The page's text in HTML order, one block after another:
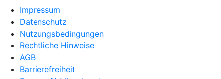
Impressum
Datenschutz
Nutzungsbedingungen
Rechtliche Hinweise
AGB
Barrierefreiheit